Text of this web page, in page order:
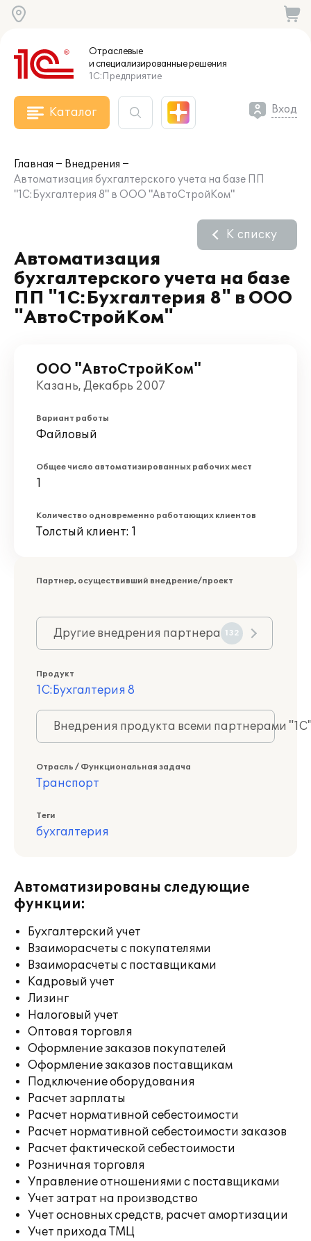
Отраслевые
и специализированныерешения
1С:Предприятие
Каталог Вход
Главная
Внедрения
Автоматизация бухгалтерского учета на базе ПП
"1С:Бухгалтерия 8" в ООО "АвтоСтройКом"
Автоматизация
бухгалтерского учета на базе
ПП "1С:Бухгалтерия 8" в ООО
"АвтоСтройКом"
К списку
ООО "АвтоСтройКом"
Казань, Декабрь 2007
Вариант работы
Файловый
Общее число автоматизированных рабочих мест
1
Количество одновременно работающих клиентов
Толстый клиент: 1
Партнер, осуществивший внедрение/проект
Другие внедрения партнера 132
Продукт
1С:Бухгалтерия 8
Внедрения продукта всеми партнерами
Отрасль / Функциональная задача
Транспорт
Теги
бухгалтерия
Автоматизированы следующие
функции:
Бухгалтерский учет
Взаиморасчеты с покупателями
Взаиморасчеты с поставщиками
Кадровый учет
Лизинг
Налоговый учет
Оптовая торговля
Оформление заказов покупателей
Оформление заказов поставщикам
Подключение оборудования
Расчет зарплаты
Расчет нормативной себестоимости
Расчет нормативной себестоимости заказов
Расчет фактической себестоимости
Розничная торговля
Управление отношениями с поставщиками
Учет затрат на производство
Учет основных средств, расчет амортизации
Учет прихода ТМЦ